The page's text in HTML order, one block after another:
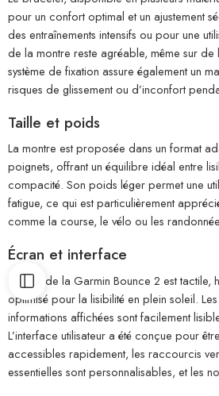
pour un confort optimal et un ajustement
des entraînements intensifs ou pour une
de la montre reste agréable, même sur
système de fixation assure également un
risques de glissement ou d’inconfort
Taille et poids
La montre est proposée dans un format
poignets, offrant un équilibre idéal entre
compacité. Son poids léger permet une
fatigue, ce qui est particulièrement
comme la course, le vélo ou les
Écran et interface
L’écran de la Garmin Bounce 2 est tactile,
optimisé pour la lisibilité en plein soleil.
informations affichées sont facilement
L’interface utilisateur a été conçue pour
accessibles rapidement, les raccourcis
essentielles sont personnalisables, et les